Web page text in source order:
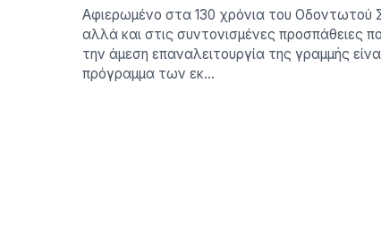
Αφιερωμένο στα 130 χρόνια του Οδοντωτού
αλλά και στις συντονισμένες προσπάθειες
την άμεση επαναλειτουργία της γραμμής
πρόγραμμα των εκ…